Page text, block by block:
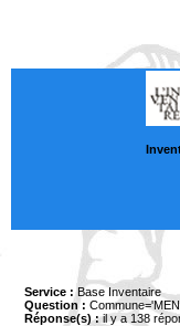
Service : Base Inventaire
Question :
Réponse(s) :il y a 138